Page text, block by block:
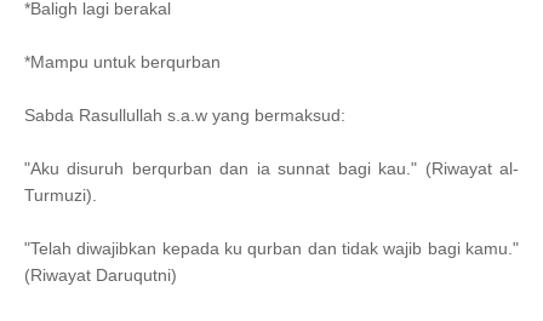
*Baligh lagi berakal
*Mampu untuk berqurban
Sabda Rasullullah s.a.w yang bermaksud:
"Aku disuruh berqurban dan ia sunnat bagi kau." (Riwayat al-
Turmuzi).
"Telah diwajibkan kepada ku qurban dan tidak wajib bagi kamu."
(Riwayat Daruqutni)